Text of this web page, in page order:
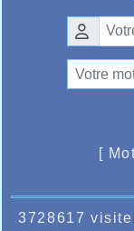
country, où
l’école
Les
https://
Au cross de
Van
remporter
[
3728617